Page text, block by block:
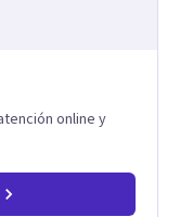
online y